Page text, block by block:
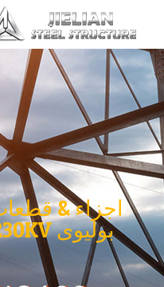
اجزاء &
بولیوی 230KV زاویه فولاد برج